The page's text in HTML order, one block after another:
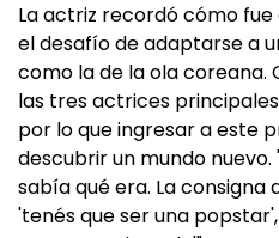
La actriz recordó cómo
el desafío de adaptarse a
como la de la ola coreana.
las tres actrices
por lo que ingresar a este
descubrir un mundo
sabía qué era. La consigna
'tenés que ser una